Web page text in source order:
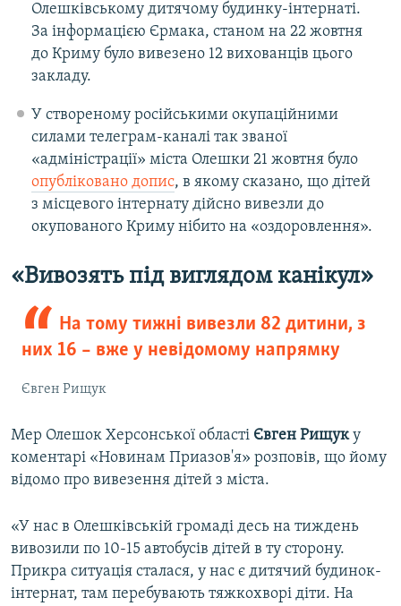
Олешківському дитячому будинку-інтернаті.
За інформацією Єрмака, станом на 22 жовтня
до Криму було вивезено 12 вихованців цього
закладу.
У створеному російськими окупаційними
силами телеграм-каналі так званої
«адміністрації» міста Олешки 21 жовтня було
опубліковано допис, в якому сказано, що дітей
з місцевого інтернату дійсно вивезли до
окупованого Криму нібито на «оздоровлення».
«Вивозять під виглядом канікул»
На тому тижні вивезли 82 дитини, з
них 16 – вже у невідомому напрямку
Євген Рищук
Мер Олешок Херсонської області Євген Рищуку
коментарі «Новинам Приазов'я» розповів, що йому
відомо про вивезення дітей з міста.
«У нас в Олешківській громаді десь на тиждень
вивозили по 10-15 автобусів дітей в ту сторону.
Прикра ситуація сталася, у нас є дитячий будинок-
інтернат, там перебувають тяжкохворі діти. На